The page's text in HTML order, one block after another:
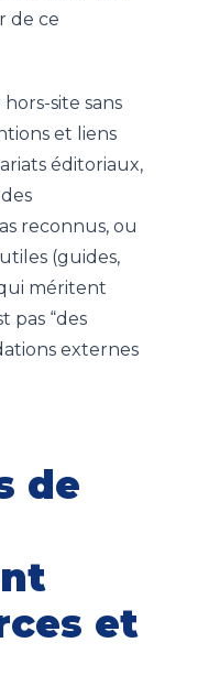
de ce
site sans
et liens
éditoriaux,
reconnus, ou
(guides,
méritent
pas “des
externes
de
et